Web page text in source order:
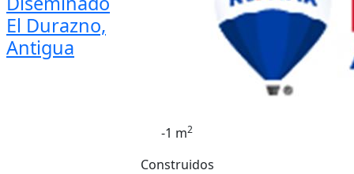
El Durazno,
Antigua
-1 m2
Construidos